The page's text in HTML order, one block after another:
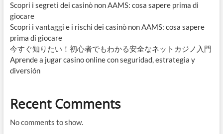
Scopri i segreti dei casinò non AAMS: cosa sapere prima di
giocare
Scopri i vantaggi e i rischi dei casinò non AAMS: cosa sapere
prima di giocare
今すぐ知りたい！初心者でもわかる安全なネットカジノ入門
Aprende a jugar casino online con seguridad, estrategia y
diversión
Recent Comments
No comments to show.